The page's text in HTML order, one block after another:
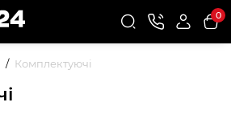
0
Комплектуючі